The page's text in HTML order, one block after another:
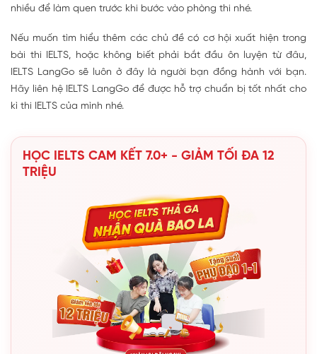
nhiều để làm quen trước khi bước vào phòng thi nhé.
Nếu muốn tìm hiểu thêm các chủ đề có cơ hội xuất hiện trong
bài thi IELTS, hoặc không biết phải bắt đầu ôn luyện từ đâu,
IELTS LangGo sẽ luôn ở đây là người bạn đồng hành với bạn.
Hãy liên hệ IELTS LangGo để được hỗ trợ chuẩn bị tốt nhất cho
kì thi IELTS của mình nhé.
HỌC IELTS CAM KẾT 7.0+ - GIẢM TỐI ĐA 12
TRIỆU